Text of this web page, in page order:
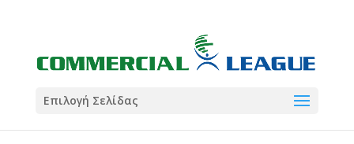
Coral
Σωματείο ΣΟΛ
Coral
5
Επιλογή Σελίδας